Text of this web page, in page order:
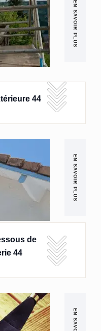
EN SAVOIR PLUS
44
EN SAVOIR PLUS
de
44